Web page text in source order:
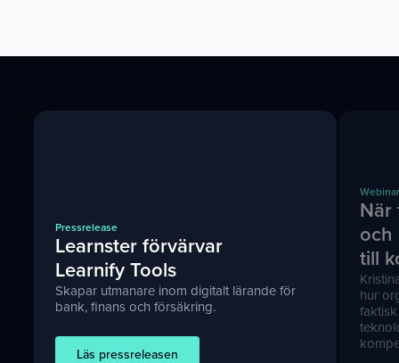
Pressrelease
Learnster förvärvar
Learnify Tools
Skapar utmanare inom digitalt lärande för
bank, finans och försäkring.
Läs pressreleasen
När
och
till
hur